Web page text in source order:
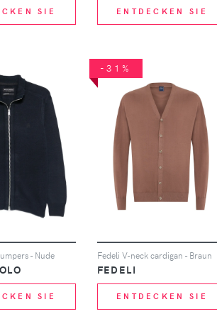
SIE ENTDECKEN SIE
- Nude
SIE
-31%
Fedeli V-neck cardigan - Braun
FEDELI
ENTDECKEN SIE